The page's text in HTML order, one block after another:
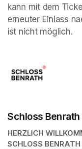
kann mit dem
erneuter Einlass
ist nicht möglich.
Schloss Benrath
HERZLICH
SCHLOSS BENRATH